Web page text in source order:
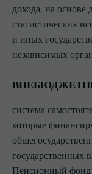
дохода, на
статистических
и иных
независимых
система
которые
государственных
Пенсионный фонд